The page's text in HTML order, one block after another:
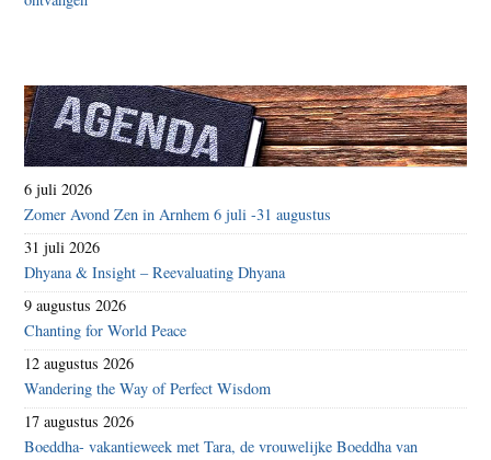
6 juli 2026
Zomer Avond Zen in Arnhem 6 juli -31 augustus
31 juli 2026
Dhyana & Insight – Reevaluating Dhyana
9 augustus 2026
Chanting for World Peace
12 augustus 2026
Wandering the Way of Perfect Wisdom
17 augustus 2026
Boeddha- vakantieweek met Tara, de vrouwelijke Boeddha van